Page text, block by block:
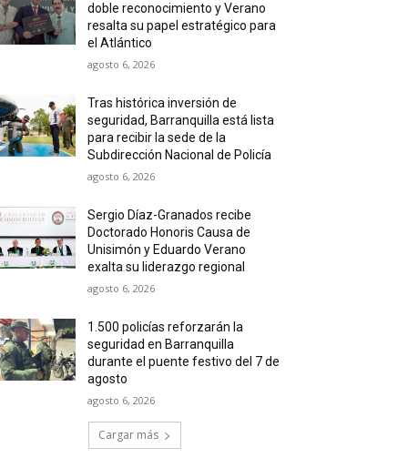
doble reconocimiento y Verano
resalta su papel estratégico para
el Atlántico
agosto 6, 2026
Tras histórica inversión de
seguridad, Barranquilla está lista
para recibir la sede de la
Subdirección Nacional de Policía
agosto 6, 2026
Sergio Díaz-Granados recibe
Doctorado Honoris Causa de
Unisimón y Eduardo Verano
exalta su liderazgo regional
agosto 6, 2026
1.500 policías reforzarán la
seguridad en Barranquilla
durante el puente festivo del 7 de
agosto
agosto 6, 2026
Cargar más